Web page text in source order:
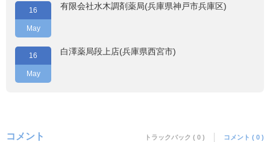
16
May
有限会社水木調剤薬局(兵庫県神戸市兵庫区)
16
May
白澤薬局段上店(兵庫県西宮市)
コメント トラックバック ( 0 ) コメント ( 0 )